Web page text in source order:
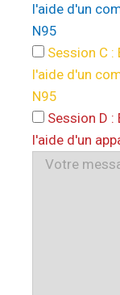
l'aide d'un
N95
Session C
l'aide d'un
N95
Session D
l'aide d'un